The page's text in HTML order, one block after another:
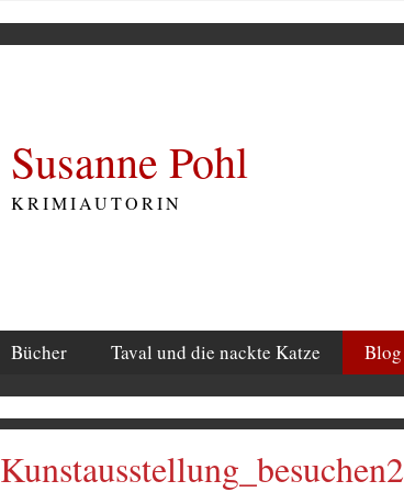
Susanne Pohl
KRIMIAUTORIN
Bücher Taval und die nackte Katze Blog
Kunstausstellung_besuchen2